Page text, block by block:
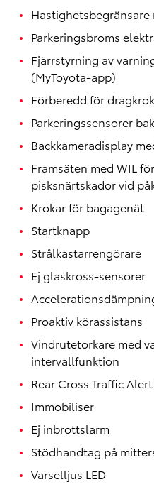
Hastighetsbegränsare
Parkeringsbroms
Fjärrstyrning av
(MyToyota-app)
Förberedd för dragkrok
Parkeringssensorer
Backkameradisplay
Framsäten med WIL
pisksnärtskador vid
Krokar för bagagenät
Startknapp
Strålkastarrengörare
Ej glaskross-sensorer
Proaktiv körassistans
Vindrutetorkare med
intervallfunktion
Rear Cross Traffic Alert
Immobiliser
Ej inbrottslarm
Stödhandtag på
Varselljus LED